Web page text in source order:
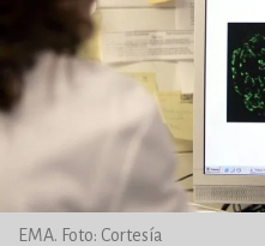
EMA. Foto: Cortesía